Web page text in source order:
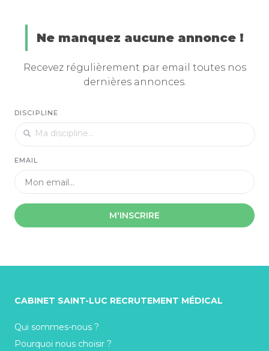
Ne manquez aucune annonce !
Recevez régulièrement par email toutes nos
dernières annonces.
DISCIPLINE
EMAIL
M'INSCRIRE
CABINET SAINT-LUC RECRUTEMENT MÉDICAL
Qui sommes-nous ?
Pourquoi nous choisir ?